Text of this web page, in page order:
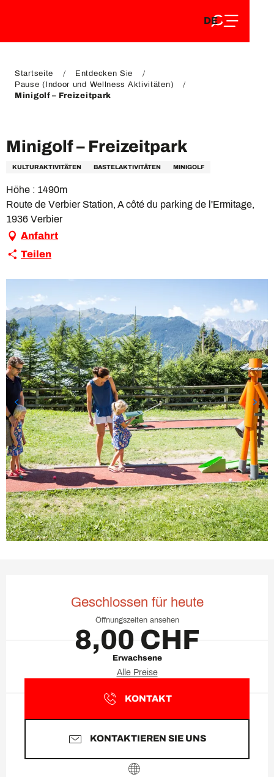
EN
DE
FR
Startseite
Entdecken Sie
Pause (Indoor und Wellness Aktivitäten)
Minigolf – Freizeitpark
Minigolf – Freizeitpark
KULTURAKTIVITÄTEN BASTELAKTIVITÄTEN MINIGOLF
Höhe : 1490m
Route de Verbier Station, A côté du parking de l'Ermitage,
1936 Verbier
Anfahrt
Teilen
Geschlossen für heute
Öffnungszeiten ansehen
8,00 CHF
Erwachsene
Alle Preise
KONTAKT
KONTAKTIEREN SIE UNS